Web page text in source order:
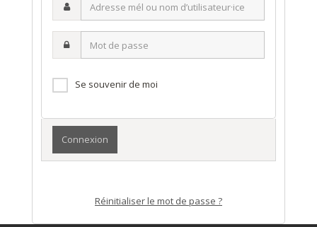
mél
nom
d’utilisateur·ice
Se souvenir de moi
Réinitialiser le mot de passe ?